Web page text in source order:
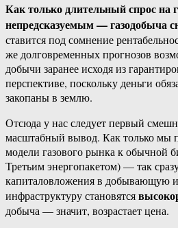
Как только длительный спрос на
непредсказуемым — газодобыча
ставится под сомнение
же долговременных прогнозов
добычи заранее исходя из
перспективе, поскольку деньги
закопаны в землю.
Отсюда у нас следует первый
масштабный вывод. Как только мы
модели газового рынка к обычной
Третьим энергопакетом) — так
капиталовложения в добывающую
инфраструктуру становятся
добыча — значит, возрастает цена.